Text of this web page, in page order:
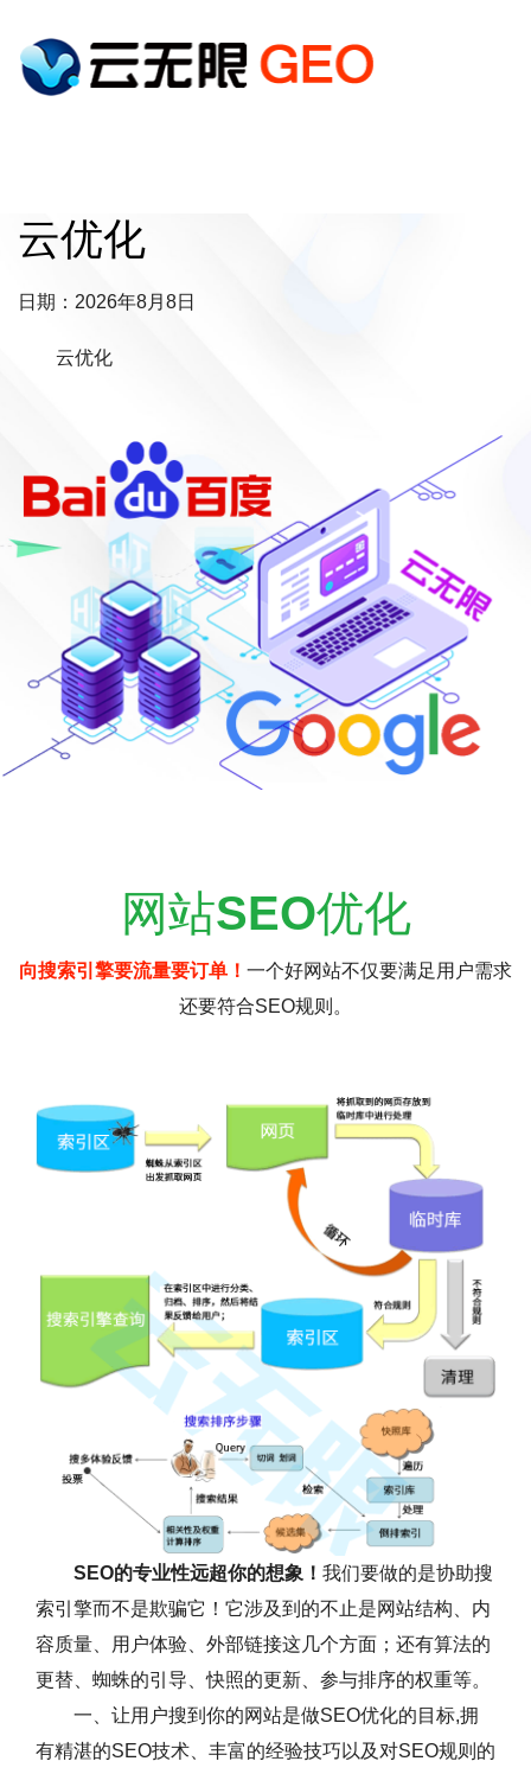
云优化
日期：2026年8月8日
云优化
网站SEO优化
向搜索引擎要流量要订单！ 一个好网站不仅要满足用户需求
还要符合SEO规则。
SEO的专业性远超你的想象！ 我们要做的是协助搜
索引擎而不是欺骗它！它涉及到的不止是网站结构、内
容质量、用户体验、外部链接这几个方面；还有算法的
更替、蜘蛛的引导、快照的更新、参与排序的权重等。
一、让用户搜到你的网站是做SEO优化的目标,拥
有精湛的SEO技术、丰富的经验技巧以及对SEO规则的